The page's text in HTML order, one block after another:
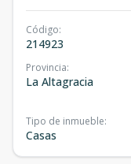
Código:
214923
Provincia:
La Altagracia
Tipo de inmueble:
Casas